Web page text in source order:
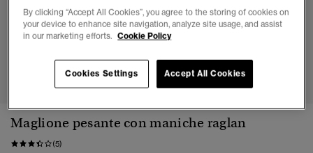
1 2 3 4 5 6
Maglione pesante con maniche raglan
(5)
By clicking “Accept All Cookies”, you agree to the storing of cookies on
your device to enhance site navigation, analyze site usage, and assist
in our marketing efforts. Cookie Policy
Cookies Settings Accept All Cookies